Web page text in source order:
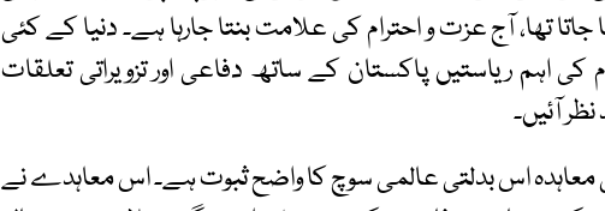
تھا، آج عزت و احترام کی علامت بنتا جارہا ہے۔ دنیا کے کئی
اہم ریاستیں پاکستان کے ساتھ دفاعی اور تزویراتی تعلقات
آئیں۔
اس بدلتی عالمی سوچ کا واضح ثبوت ہے۔ اس معاہدے نے